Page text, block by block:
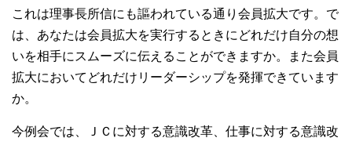
これは理事長所信にも謳われている通り会員拡大です。で
は、あなたは会員拡大を実行するときにどれだけ自分の想
いを相手にスムーズに伝えることができますか。また会員
拡大においてどれだけリーダーシップを発揮できています
か。
今例会では、ＪＣに対する意識改革、仕事に対する意識改